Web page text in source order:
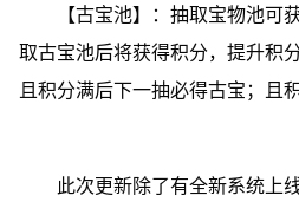
【古宝池】：抽取宝物池可
取古宝池后将获得积分，提升积
且积分满后下一抽必得古宝；且
此次更新除了有全新系统上